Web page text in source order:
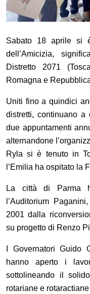
Sabato 18 aprile si
dell ’Amicizia,
Distretto 2071
Romagna e
Uniti fino a quindici
distretti, continuano a
due appuntamenti
alternandone l ’
Ryla si è tenuto in
’Emilia ha ospitato la
La città di Parma
’Auditorium
2001 dalla
su progetto di Renzo
I Governatori Guido
hanno aperto i
sottolineando il
rotariane e